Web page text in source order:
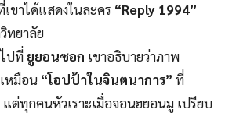
ขาได้แสดงในละคร “Reply 1994”
ทยาลัย
ปที่ ยูยอนซอก เขาอธิบายว่าภาพ
หมือน “โอปป้าในจินตนาการ” ที่
ต่ทุกคนหัวเราะเมื่อจอนฮยอนมู เปรียบ